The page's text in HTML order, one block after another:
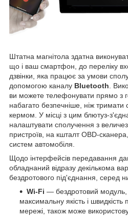
Штатна магнітола здатна
що і ваш смартфон, до переліку
дзвінки, яка працює за умови
допомогою каналу Bluetooth.
ви можете телефонувати прямо з
набагато безпечніше, ніж
кермом. У місці з цим блютуз-
налаштувати сполучення з
пристроїв, на кшталт OBD-
систем автомобіля.
Щодо інтерфейсів передавання
обладнаний відразу декількома
бездротового під'єднання, серед
Wi-Fi — бездротовий модуль,
максимальну якість і швидкість
мережі, також може